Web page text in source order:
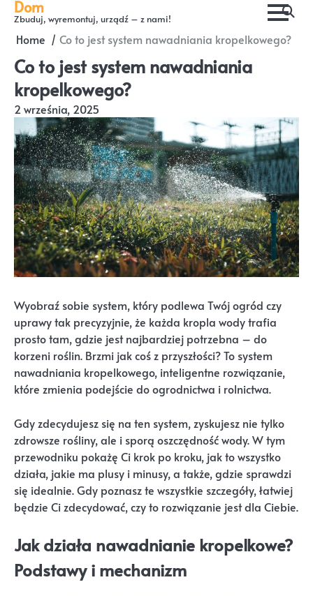
Skip
content
Dom
Zbuduj, wyremontuj, urządź – z nami!
Home Co to jest system nawadniania kropelkowego?
Co to jest system nawadniania
kropelkowego?
2 września, 2025
Wyobraź sobie system, który podlewa Twój ogród czy
uprawy tak precyzyjnie, że każda kropla wody trafia
prosto tam, gdzie jest najbardziej potrzebna – do
korzeni roślin. Brzmi jak coś z przyszłości? To system
nawadniania kropelkowego, inteligentne rozwiązanie,
które zmienia podejście do ogrodnictwa i rolnictwa.
Gdy zdecydujesz się na ten system, zyskujesz nie tylko
zdrowsze rośliny, ale i sporą oszczędność wody. W tym
przewodniku pokażę Ci krok po kroku, jak to wszystko
działa, jakie ma plusy i minusy, a także, gdzie sprawdzi
się idealnie. Gdy poznasz te wszystkie szczegóły, łatwiej
będzie Ci zdecydować, czy to rozwiązanie jest dla Ciebie.
Jak działa nawadnianie kropelkowe?
Podstawy i mechanizm